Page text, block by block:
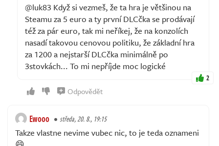
@luk83 Když si vezmeš, že ta hra je většinou na
Steamu za 5 euro a ty první DLCčka se prodávají
též za pár euro, tak mi neříkej, že na konzolích
nasadí takovou cenovou politiku, že základní hra
za 1200 a nejstarší DLCčka minimálně po
3stovkách... To mi nepříjde moc logické
2
Odpovědět
Ewooo středa, 20. 8., 19:15
Takze vlastne nevime vubec nic, to je teda oznameni